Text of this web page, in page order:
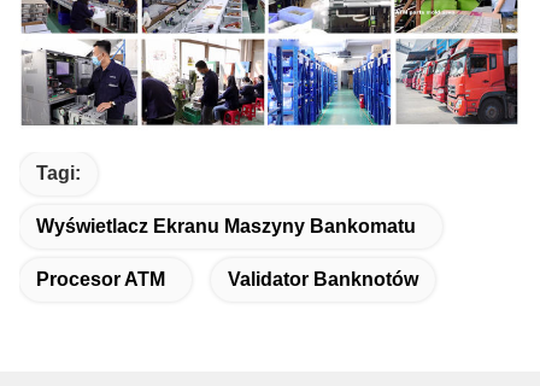
Tagi:
Wyświetlacz Ekranu Maszyny Bankomatu
Procesor ATM Validator Banknotów